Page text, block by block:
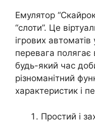
Емулятор
“слоти”. Це
ігрових
перевага
будь-який час
різноманітний
характеристик і
Простий і